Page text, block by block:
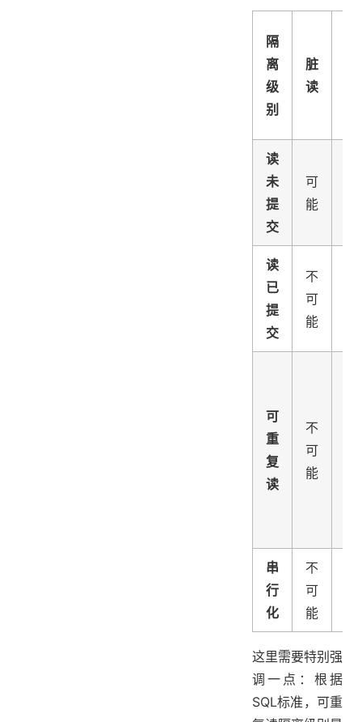
隔
离
级
别
脏
读
读
未
提
交
可
能
读
已
提
交
不
可
能
可
重
复
读
不
可
能
串
行
化
不
可
能
这里需要特别强
调一点：根据
SQL标准，可重